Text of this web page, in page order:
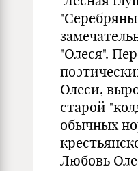
"Олеся".
Олеси,
старой
обычных
Любовь